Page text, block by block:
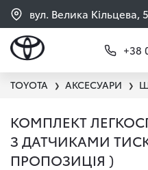
вул. Велика Кільцева,
+38
TOYOTA ❯ АКСЕСУАРИ ❯
КОМПЛЕКТ
З ДАТЧИКАМИ
ПРОПОЗИЦІЯ )